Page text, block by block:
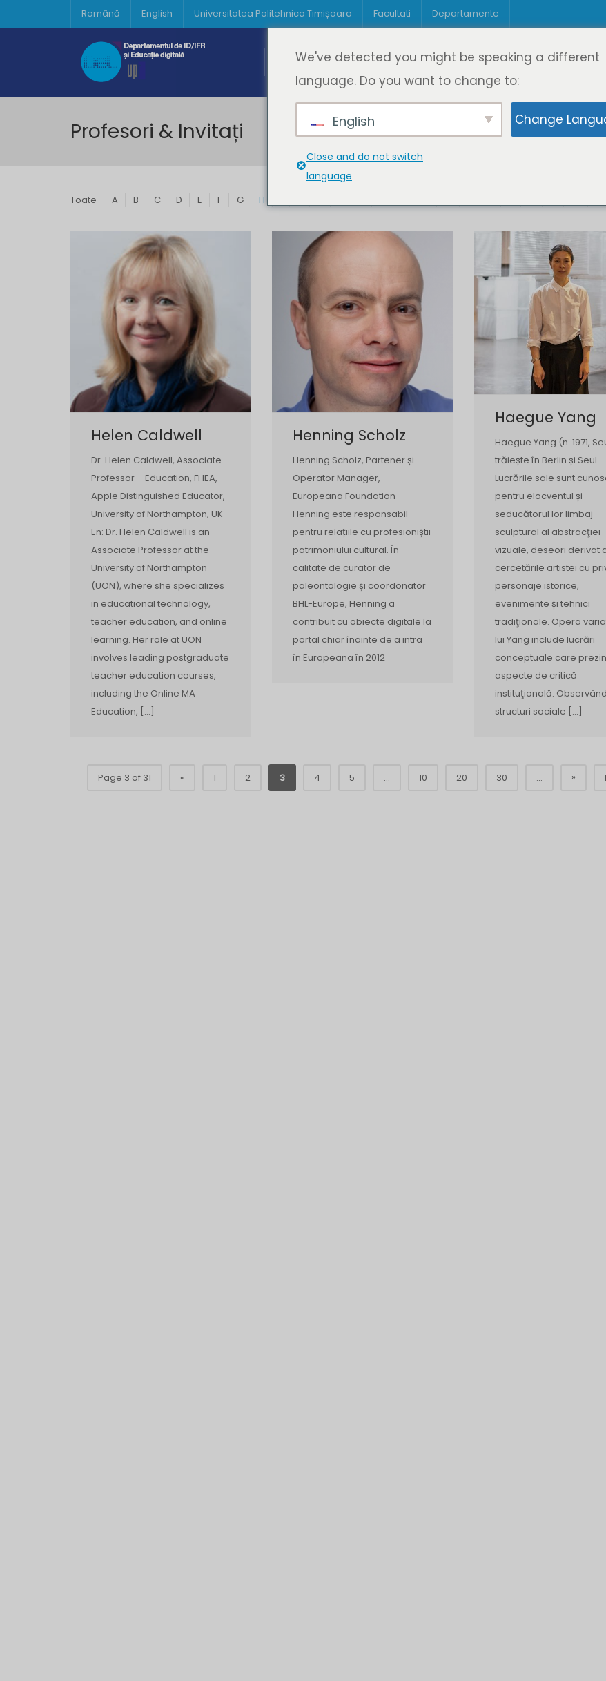
Română English Universitatea Politehnica Timișoara Facultati Departamente
Acasă Despre DeL
Cine suntem
Educație
Oferta de cursuri
Profesori & Invitați
Toate A B C D E F G H
Helen Caldwell
Dr. Helen Caldwell, Associate
Professor – Education, FHEA,
Apple Distinguished Educator,
University of Northampton, UK
En: Dr. Helen Caldwell is an
Associate Professor at the
University of Northampton
(UON), where she specializes
in educational technology,
teacher education, and online
learning. Her role at UON
involves leading postgraduate
teacher education courses,
including the Online MA
Education, […]
Henning Scholz
Henning Scholz, Partener și
Operator Manager,
Europeana Foundation
Henning este responsabil
pentru relațiile cu profesioniștii
patrimoniului cultural. În
calitate de curator de
paleontologie și coordonator
BHL-Europe, Henning a
contribuit cu obiecte digitale la
portal chiar înainte de a intra
în Europeana în 2012
Haegue Yang
Haegue Yang (n. 1971,
trăiește în Berlin și Seul.
Lucrările sale sunt
pentru elocventul și
seducătorul lor limbaj
sculptural al abstracţiei
vizuale, deseori derivat
cercetările artistei cu
personaje istorice,
evenimente și tehnici
tradiţionale. Opera
lui Yang include lucrări
conceptuale care
aspecte de critică
instituţională. Observând
structuri sociale […]
Page 3 of 31 « 1 2 3 4 5 ... 10 20 30 ... »
We've detected you might be speaking a different
language. Do you want to change to:
English Change
Close and do not switch
language